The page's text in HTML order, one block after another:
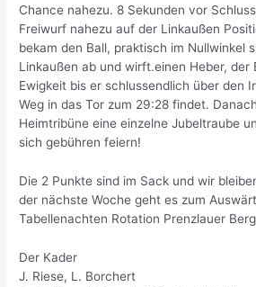
Chance nahezu. 8 Sekunden vor
Freiwurf nahezu auf der Linkaußen
bekam den Ball, praktisch im Nullwinkel
Linkaußen ab und wirft.einen Heber,
Ewigkeit bis er schlussendlich über den
Weg in das Tor zum 29:28 findet.
Heimtribüne eine einzelne Jubeltraube
sich gebühren feiern!
Die 2 Punkte sind im Sack und wir
der nächste Woche geht es zum
Tabellenachten Rotation Prenzlauer
Der Kader
J. Riese, L. Borchert